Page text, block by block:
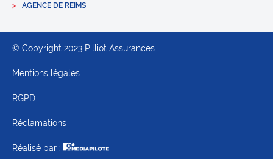
AGENCE DE REIMS
© Copyright 2023 Pilliot Assurances
Mentions légales
RGPD
Réclamations
Réalisé par :